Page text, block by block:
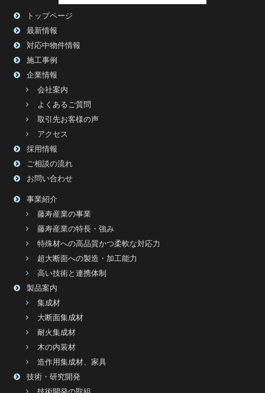
トップページ
最新情報
対応中物件情報
施工事例
企業情報
会社案内
よくあるご質問
取引先お客様の声
アクセス
採用情報
ご相談の流れ
お問い合わせ
事業紹介
藤寿産業の事業
藤寿産業の特長・強み
特殊材への高品質かつ柔軟な対応力
超大断面への製造・加工能力
高い技術と連携体制
製品案内
集成材
大断面集成材
耐火集成材
木の内装材
造作用集成材、家具
技術・研究開発